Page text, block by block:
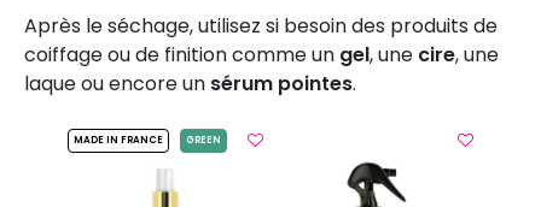
Après le séchage, utilisez si besoin des produits de
coiffage ou de finition comme un gel, une cire, une
laque ou encore un sérum pointes.
Vitamino Color Spectrum
MADE IN FRANCE GREEN